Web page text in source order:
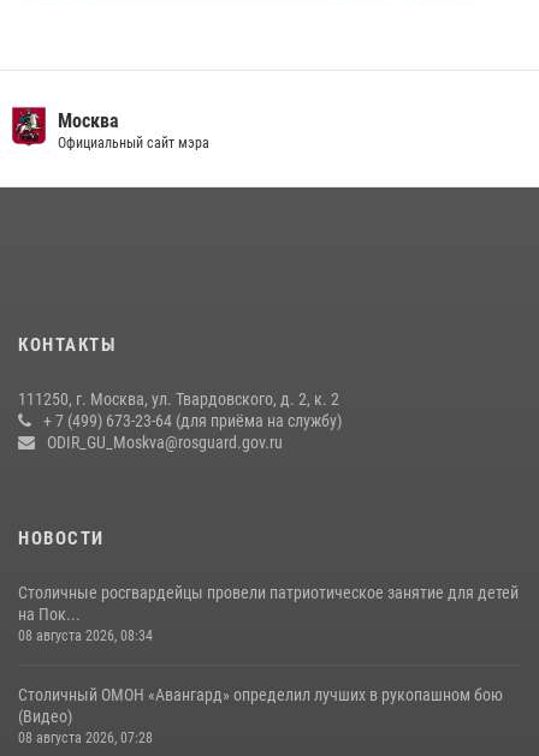
чемпионат по самбо (виео)
15 июля 2026, 14:00 8
матче в Москве обеспечила Росгвардия (видео)
Росгвардецы проверили места массового пребывания молодежи в
Москва
Официальный сайт мэра
КОНТАКТЫ
111250, г. Москва, ул. Твардовского, д. 2, к. 2
+ 7 (499) 673-23-64 (для приёма на службу)
ODIR_GU_Moskva@rosguard.gov.ru
НОВОСТИ
Столичные росгвардейцы провели патриотическое занятие для детей
на Пок...
08 августа 2026, 08:34
Столичный ОМОН «Авангард» определил лучших в рукопашном бою
(Видео)
08 августа 2026, 07:28